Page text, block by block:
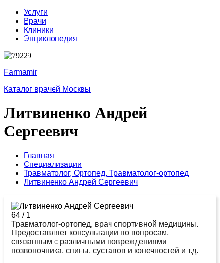
Услуги
Врачи
Клиники
Энциклопедия
Farmamir
Каталог врачей Москвы
Литвиненко Андрей
Сергеевич
Главная
Специализации
Травматолог, Ортопед, Травматолог-ортопед
Литвиненко Андрей Сергеевич
64 / 1
Травматолог-ортопед, врач спортивной медицины.
Предоставляет консультации по вопросам,
связанным с различными повреждениями
позвоночника, спины, суставов и конечностей и т.д.